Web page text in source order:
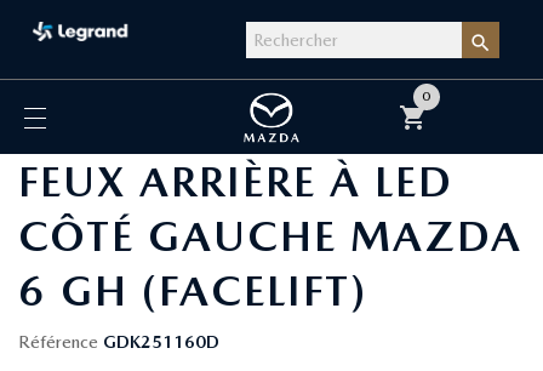

shopping_cart
0
FEUX ARRIÈRE À LED
CÔTÉ GAUCHE MAZDA
6 GH (FACELIFT)
Référence GDK251160D